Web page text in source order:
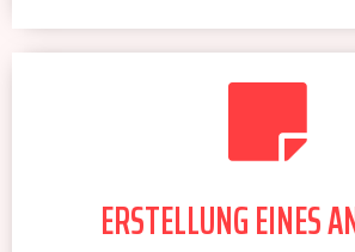
ERSTELLUNG EINES